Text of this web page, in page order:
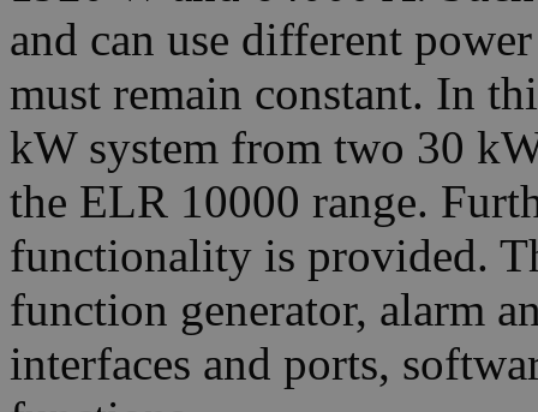
and can use different
must remain constant. In
kW system from two 30
the ELR 10000 range.
functionality is provided.
function generator, alarm
interfaces and ports,